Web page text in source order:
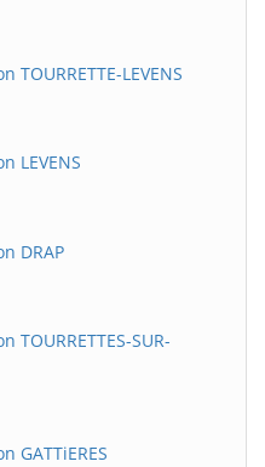
LEVENS
LEVENS
DRAP
SUR-
GATTiERES